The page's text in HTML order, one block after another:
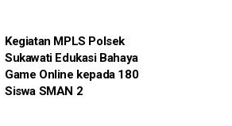
Kegiatan MPLS Polsek
Sukawati Edukasi Bahaya
Game Online kepada 180
Siswa SMAN 2